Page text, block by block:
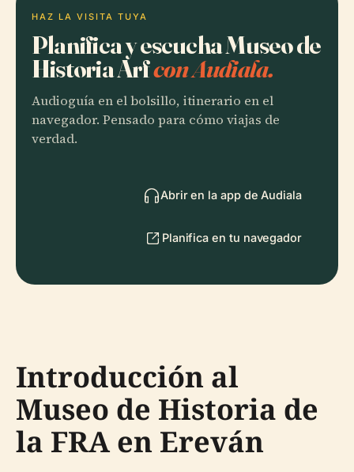
HAZ LA VISITA TUYA
Planifica y escucha Museo de
Historia Arfcon Audiala.
Audioguía en el bolsillo, itinerario en el
navegador. Pensado para cómo viajas de
verdad.
Abrir en la app de Audiala
Planifica en tu navegador
Introducción al
Museo de Historia de
la FRA en Ereván